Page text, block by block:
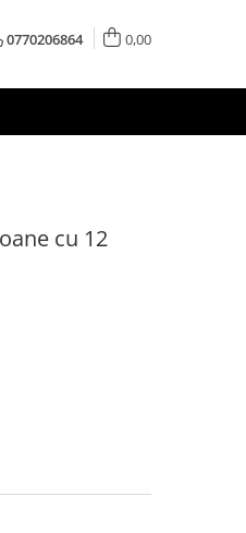
0770206864 0,00
cu 12